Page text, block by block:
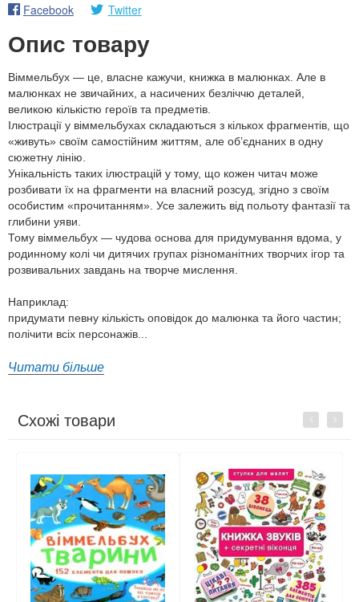
Facebook Twitter
Опис товару
Віммельбух — це, власне кажучи, книжка в малюнках. Але в
малюнках не звичайних, а насичених безліччю деталей,
великою кількістю героїв та предметів.
Ілюстрації у віммельбухах складаються з кількох фрагментів, що
«живуть» своїм самостійним життям, але об’єднаних в одну
сюжетну лінію.
Унікальність таких ілюстрацій у тому, що кожен читач може
розбивати їх на фрагменти на власний розсуд, згідно з своїм
особистим «прочитанням». Усе залежить від польоту фантазії та
глибини уяви.
Тому віммельбух — чудова основа для придумування вдома, у
родинному колі чи дитячих групах різноманітних творчих ігор та
розвивальних завдань на творче мислення.
Наприклад:
придумати певну кількість оповідок до малюнка та його частин;
полічити всіх персонажів...
Читати більше
Схожі товари Previous
Next